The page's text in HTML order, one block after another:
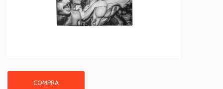
COMPRA